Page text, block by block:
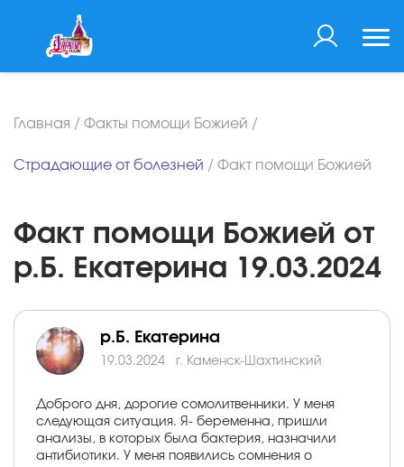
Главная / Факты помощи Божией /
Страдающие от болезней / Факт помощи Божией
Факт помощи Божией от
р.Б. Екатерина 19.03.2024
р.Б. Екатерина
19.03.2024 г. Каменск-Шахтинский
Доброго дня, дорогие сомолитвенники. У меня
следующая ситуация. Я- беременна, пришли
анализы, в которых была бактерия, назначили
антибиотики. У меня появились сомнения о